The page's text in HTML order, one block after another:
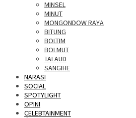
MINSEL
MINUT
MONGONDOW RAYA
BITUNG
BOLTIM
BOLMUT
TALAUD
SANGIHE
NARASI
SOCIAL
SPOTYLIGHT
OPINI
CELEBTAINMENT